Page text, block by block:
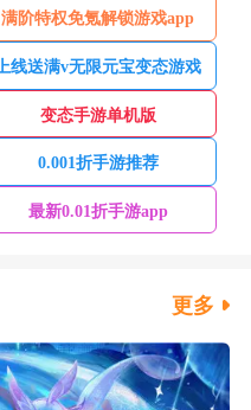
满阶特权免氪解锁游戏app
上线送满v无限元宝变态游戏
变态手游单机版
0.001折手游推荐
最新0.01折手游app
更多